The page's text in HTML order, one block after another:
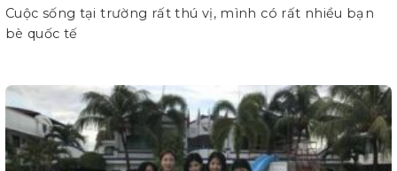
Cuộc sống tại trường rất thú vị, mình có rất nhiều bạn
bè quốc tế